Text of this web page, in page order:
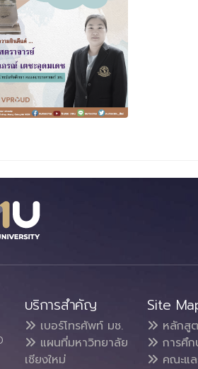
บริการสำคัญ
เบอร์โทรศัพท์ มช.
แผนที่มหาวิทยาลัย
เชียงใหม่
Site
หลักสู
การศึก
คณะแ